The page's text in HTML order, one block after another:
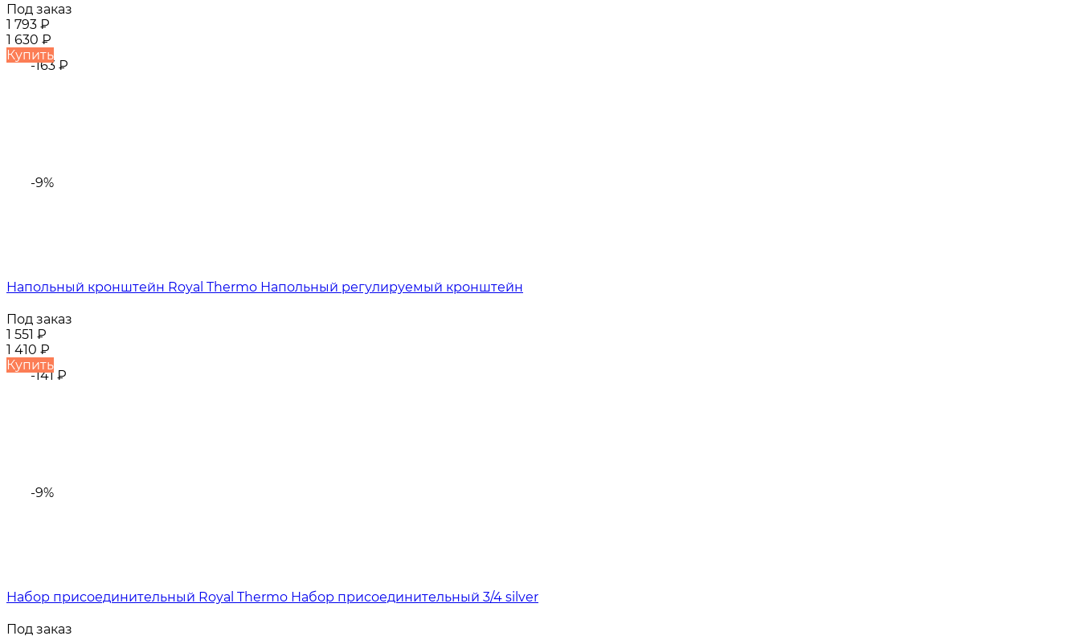
-163 ₽
Под заказ
1 793 ₽
1 630 ₽
Купить
-9%
-141 ₽
Напольный кронштейн Royal Thermo Напольный регулируемый кронштейн
Под заказ
1 551 ₽
1 410 ₽
Купить
-9%
Набор присоединительный Royal Thermo Набор присоединительный 3/4 silver
Под заказ